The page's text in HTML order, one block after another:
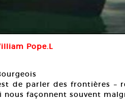
Pope.L
de parler des frontières –
façonnent souvent